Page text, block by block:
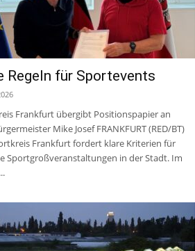
Regeln für Sportevents
Frankfurt übergibt Positionspapier an
Mike Josef FRANKFURT (RED/BT)
Frankfurt fordert klare Kriterien für
Sportgroßveranstaltungen in der Stadt. Im